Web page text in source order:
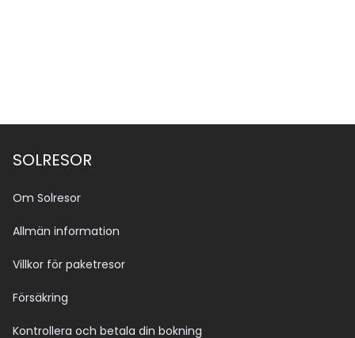
SOLRESOR
Om Solresor
Allmän information
Villkor för paketresor
Försäkring
Kontrollera och betala din bokning